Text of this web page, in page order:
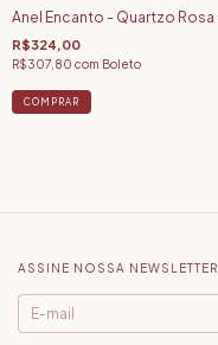
Anel Encanto - Quartzo Rosa
R$324,00
R$307,80 com Boleto
COMPRAR
ASSINE NOSSA NEWSLETTER